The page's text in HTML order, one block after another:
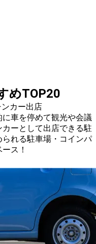
めTOP20
カー出店
車を停めて観光や会議
ーとして出店できる駐
れる駐車場・コインパ
ス！